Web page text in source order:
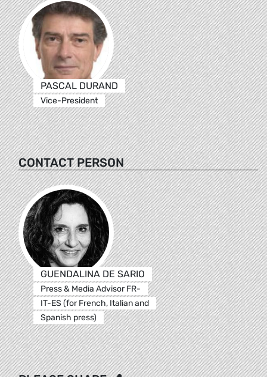
PASCAL DURAND
Vice-President
CONTACT PERSON
GUENDALINA DE SARIO
Press & Media Advisor FR-
IT-ES (for French, Italian and
Spanish press)